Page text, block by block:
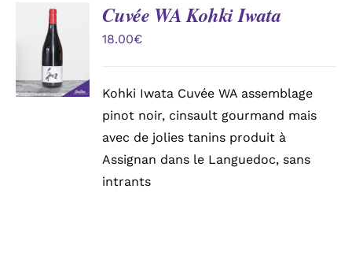
AJOUTER
AU
PANIER
/
DÉTAILS
Cuvée WA Kohki Iwata
18.00€
Kohki Iwata Cuvée WA assemblage
pinot noir, cinsault gourmand mais
avec de jolies tanins produit à
Assignan dans le Languedoc, sans
intrants